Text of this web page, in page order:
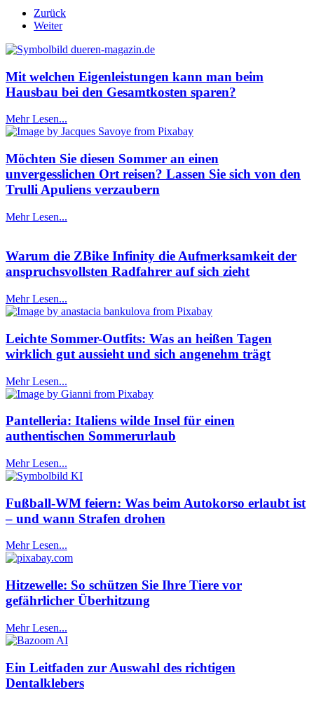
Zurück
Weiter
Mit welchen Eigenleistungen kann man beim
Hausbau bei den Gesamtkosten sparen?
Mehr Lesen...
Möchten Sie diesen Sommer an einen
unvergesslichen Ort reisen? Lassen Sie sich von den
Trulli Apuliens verzaubern
Mehr Lesen...
Warum die ZBike Infinity die Aufmerksamkeit der
anspruchsvollsten Radfahrer auf sich zieht
Mehr Lesen...
Leichte Sommer-Outfits: Was an heißen Tagen
wirklich gut aussieht und sich angenehm trägt
Mehr Lesen...
Pantelleria: Italiens wilde Insel für einen
authentischen Sommerurlaub
Mehr Lesen...
Fußball-WM feiern: Was beim Autokorso erlaubt ist
– und wann Strafen drohen
Mehr Lesen...
Hitzewelle: So schützen Sie Ihre Tiere vor
gefährlicher Überhitzung
Mehr Lesen...
Ein Leitfaden zur Auswahl des richtigen
Dentalklebers